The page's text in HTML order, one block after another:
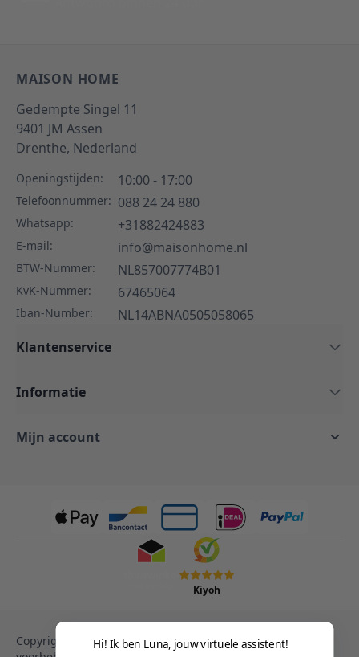
MAISON HOME
Gedempte Singel 11
9401 JM Assen
Drenthe, Nederland
Openingstijden: 10:00 - 17:00
Telefoonnummer: 088 24 24 880
Whatsapp: +31882424883
E-mail: info@maisonhome.nl
BTW-Nummer: NL857007774B01
KvK-Nummer: 67465064
Iban-Number:
NL14ABNA0505058065
Klantenservice
Informatie
Mijn account
Kiyoh
Copyright © 2013-heden Magento. Alle rechten
Hi! Ik ben Luna, jouw virtuele assistent!